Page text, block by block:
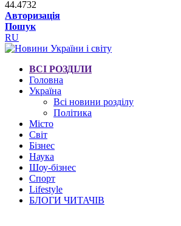
44.4732
Авторизація
Пошук
RU
ВСІ РОЗДІЛИ
Головна
Україна
Всі новини розділу
Політика
Місто
Світ
Бізнес
Наука
Шоу-бізнес
Спорт
Lifestyle
БЛОГИ ЧИТАЧІВ